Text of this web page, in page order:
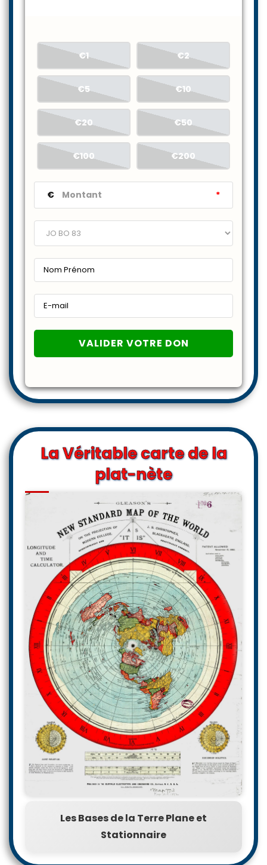
€1 €2
€5 €10
€20 €50
€100 €200
€ *
La Véritable carte de la
plat-nète
Les Bases de la Terre Plane et
Stationnaire